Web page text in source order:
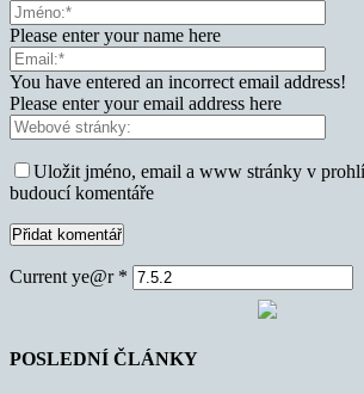
Please enter your name here
You have entered an incorrect email address!
Please enter your email address here
Uložit jméno, email a www stránky v
budoucí komentáře
Current ye@r *
POSLEDNÍ ČLÁNKY